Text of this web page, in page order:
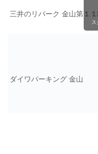
三井のリパーク 金山第１
ダイワパーキング 金山
ス